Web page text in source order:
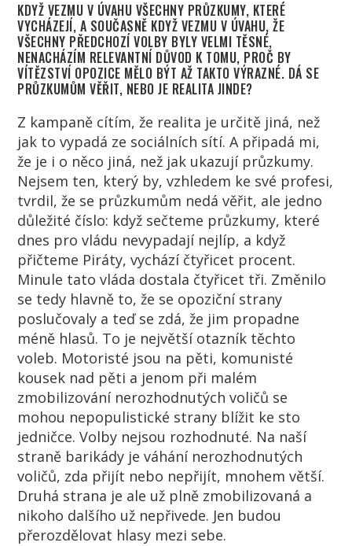
KDYŽ VEZMU V ÚVAHU VŠECHNY PRŮZKUMY, KTERÉ
VYCHÁZEJÍ, A SOUČASNĚ KDYŽ VEZMU V ÚVAHU, ŽE
VŠECHNY PŘEDCHOZÍ VOLBY BYLY VELMI TĚSNÉ,
NENACHÁZÍM RELEVANTNÍ DŮVOD K TOMU, PROČ BY
VÍTĚZSTVÍ OPOZICE MĚLO BÝT AŽ TAKTO VÝRAZNÉ. DÁ SE
PRŮZKUMŮM VĚŘIT, NEBO JE REALITA JINDE?
Z kampaně cítím, že realita je určitě jiná, než
jak to vypadá ze sociálních sítí. A připadá mi,
že je i o něco jiná, než jak ukazují průzkumy.
Nejsem ten, který by, vzhledem ke své profesi,
tvrdil, že se průzkumům nedá věřit, ale jedno
důležité číslo: když sečteme průzkumy, které
dnes pro vládu nevypadají nejlíp, a když
přičteme Piráty, vychází čtyřicet procent.
Minule tato vláda dostala čtyřicet tři. Změnilo
se tedy hlavně to, že se opoziční strany
poslučovaly a teď se zdá, že jim propadne
méně hlasů. To je největší otazník těchto
voleb. Motoristé jsou na pěti, komunisté
kousek nad pěti a jenom při malém
zmobilizování nerozhodnutých voličů se
mohou nepopulistické strany blížit ke sto
jedničce. Volby nejsou rozhodnuté. Na naší
straně barikády je váhání nerozhodnutých
voličů, zda přijít nebo nepřijít, mnohem větší.
Druhá strana je ale už plně zmobilizovaná a
nikoho dalšího už nepřivede. Jen budou
přerozdělovat hlasy mezi sebe.